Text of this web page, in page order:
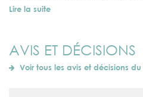
Lire la suite
AVIS ET DÉCISIONS
Voir tous les avis et décisions du